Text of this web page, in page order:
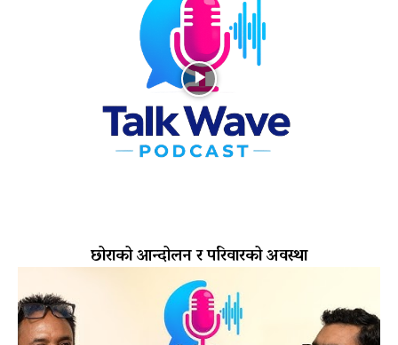
छोराको आन्दोलन र परिवारको अवस्था